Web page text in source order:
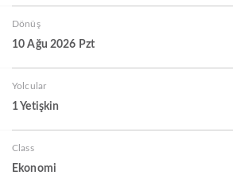
Dönüş
10 Ağu 2026 Pzt
Yolcular
1 Yetişkin
Class
Ekonomi